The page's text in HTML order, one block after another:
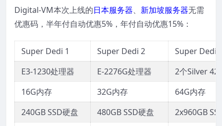
Digital-VM本次上线的日本服务器、 新加坡服务器无需
优惠码，半年付自动优惠5%，年付自动优惠15%：
Super Dedi 1 Super Dedi 2
Super Dedi
E3-1230处理器
E-2276G处理器
2个Silver
16G内存
32G内存
64G内存
240GB SSD硬盘
480GB SSD硬盘
2x960GB